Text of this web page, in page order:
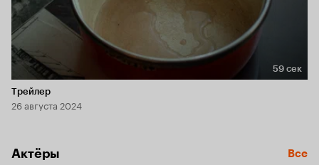
Длительность 59 сек
59 сек
Трейлер
26 августа 2024
Актёры Все